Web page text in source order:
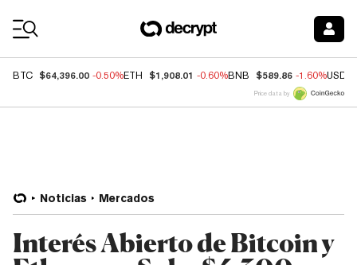
BTC $64,396.00 -0.50%ETH $1,908.01 -0.60%BNB $589.86 -1.60%USDC
Price data by
Noticias Mercados
Interés Abierto de Bitcoin y